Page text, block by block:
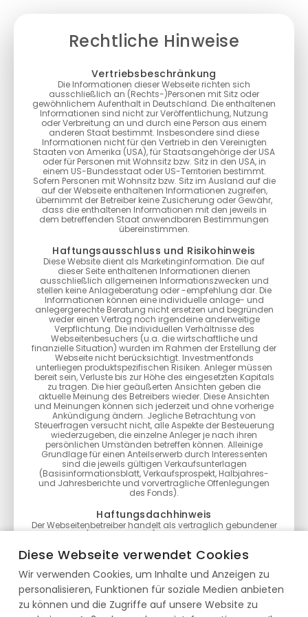
Diese Webseite verwendet Cookies
Wir verwenden Cookies, um Inhalte und Anzeigen zu
personalisieren, Funktionen für soziale Medien anbieten
zu können und die Zugriffe auf unsere Website zu
Rechtliche Hinweise
Vertriebsbeschränkung
Die Informationen dieser Webseite richten sich
ausschließlich an (Rechts-)Personen mit Sitz oder
gewöhnlichem Aufenthalt in Deutschland. Die enthaltenen
Informationen sind nicht zur Veröffentlichung, Nutzung
oder Verbreitung an und durch eine Person aus einem
anderen Staat bestimmt. Insbesondere sind diese
Informationen nicht für den Vertrieb in den Vereinigten
Staaten von Amerika (USA), für Staatsangehörige der USA
oder für Personen mit Wohnsitz bzw. Sitz in den USA, in
einem US-Bundesstaat oder US-Territorien bestimmt.
Sofern Personen mit Wohnsitz bzw. Sitz im Ausland auf die
auf der Webseite enthaltenen Informationen zugreifen,
übernimmt der Betreiber keine Zusicherung oder Gewähr,
dass die enthaltenen Informationen mit den jeweils in
dem betreffenden Staat anwendbaren Bestimmungen
übereinstimmen.
Haftungsausschluss und Risikohinweis
Diese Website dient als Marketinginformation. Die auf
dieser Seite enthaltenen Informationen dienen
ausschließlich allgemeinen Informationszwecken und
stellen keine Anlageberatung oder -empfehlung dar. Die
Informationen können eine individuelle anlage- und
anlegergerechte Beratung nicht ersetzen und begründen
weder einen Vertrag noch irgendeine anderweitige
Verpflichtung. Die individuellen Verhältnisse des
Webseitenbesuchers (u.a. die wirtschaftliche und
finanzielle Situation) wurden im Rahmen der Erstellung der
Webseite nicht berücksichtigt. Investmentfonds
unterliegen produktspezifischen Risiken. Anleger müssen
bereit sein, Verluste bis zur Höhe des eingesetzten Kapitals
zu tragen. Die hier geäußerten Ansichten geben die
aktuelle Meinung des Betreibers wieder. Diese Ansichten
und Meinungen können sich jederzeit und ohne vorherige
Ankündigung ändern. Jegliche Betrachtung von
Steuerfragen versucht nicht, alle Aspekte der Besteuerung
wiederzugeben, die einzelne Anleger je nach ihren
persönlichen Umständen betreffen können. Alleinige
Grundlage für einen Anteilserwerb durch Interessenten
sind die jeweils gültigen Verkaufsunterlagen
(Basisinformationsblatt, Verkaufsprospekt, Halbjahres-
und Jahresberichte und vorvertragliche Offenlegungen
des Fonds).
Haftungsdachhinweis
Der Webseitenbetreiber handelt als vertraglich gebundener
Vermittler (§ 3 Abs. 2 WpIG) im Auftrag, im Namen, für
Haftungsträgers BN & Partners Capital AG, Steinstraße 33,
Erbringung der Anlageberatung gemäß § 2 Abs. 2 Nr. 4
WpIG und der Anlagevermittlung gemäß § 2 Abs. 2 Nr. 3
WpIG eine entsprechende Erlaubnis der Bundesanstalt für
Finanzdienstleistungsaufsicht gemäß § 15 WpIG.